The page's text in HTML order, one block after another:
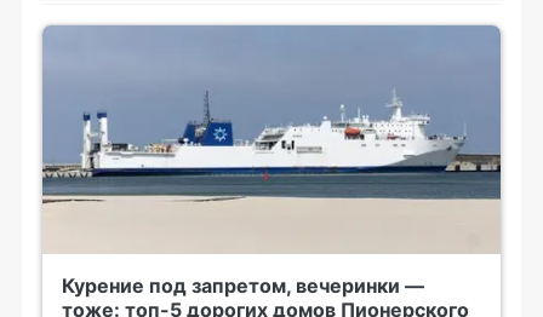
Курение под запретом, вечеринки —
тоже: топ-5 дорогих домов Пионерского